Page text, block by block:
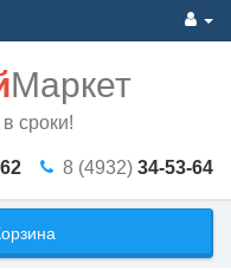
Маркет
сроки!
8 (4932) 34-53-64